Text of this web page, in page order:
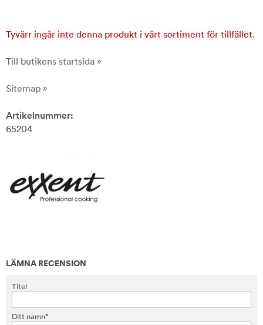
Tyvärr ingår inte denna produkt i vårt sortiment för tillfället.
Till butikens startsida »
Sitemap »
Artikelnummer:
65204
LÄMNA RECENSION
Titel
Ditt namn*